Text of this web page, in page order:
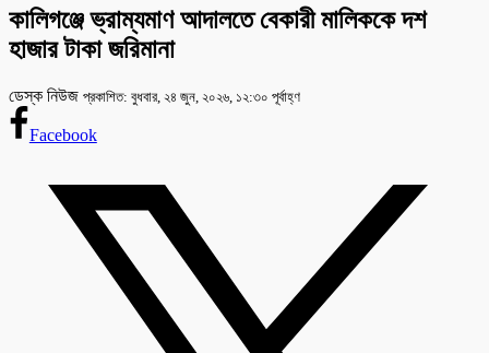
কালিগঞ্জে ভ্রাম্যমাণ আদালতে বেকারী মালিককে দশ
হাজার টাকা জরিমানা
ডেস্ক নিউজ প্রকাশিত: বুধবার, ২৪ জুন, ২০২৬, ১২:৩০ পূর্বাহ্ণ
Facebook